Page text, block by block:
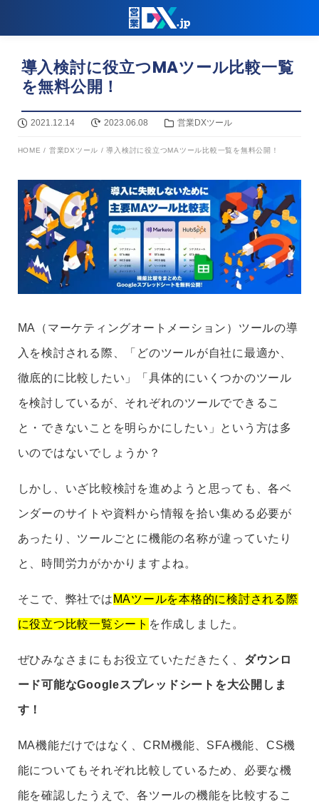
導入検討に役立つMAツール比較一覧
を無料公開！
2021.12.14 2023.06.08 営業DXツール
HOME / 営業DXツール /導入検討に役立つMAツール比較一覧を無料公開！
MA（マーケティングオートメーション）ツールの導
入を検討される際、「どのツールが自社に最適か、
徹底的に比較したい」「具体的にいくつかのツール
を検討しているが、それぞれのツールでできるこ
と・できないことを明らかにしたい」という方は多
いのではないでしょうか？
しかし、いざ比較検討を進めようと思っても、各ベ
ンダーのサイトや資料から情報を拾い集める必要が
あったり、ツールごとに機能の名称が違っていたり
と、時間労力がかかりますよね。
そこで、弊社では MAツールを本格的に検討される際
に役立つ比較一覧シート を作成しました。
ぜひみなさまにもお役立ていただきたく、 ダウンロ
ード可能なGoogleスプレッドシートを大公開しま
す！
MA機能だけではなく、CRM機能、SFA機能、CS機
能についてもそれぞれ比較しているため、必要な機
能を確認したうえで、各ツールの機能を比較するこ